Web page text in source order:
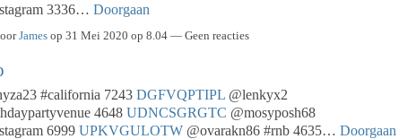
3336… Doorgaan
James op 31 Mei 2020 op 8.04 — Geen reacties
#california 7243 DGFVQPTIPL @lenkyx2
4648 UDNCSGRGTC @mosyposh68
6999 UPKVGULOTW @ovarakn86 #rnb 4635… Doorgaan